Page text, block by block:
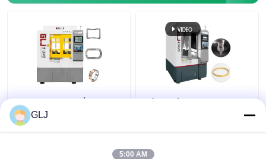
G5-240 Μηχανή
τεσσάρων σταθμών
Πέντε άξονες
δαχτυλίδι κοσμήματα
GLJ
5:00 AM